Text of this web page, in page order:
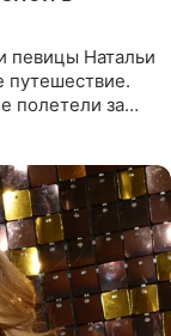
певицы Натальи
путешествие.
полетели за